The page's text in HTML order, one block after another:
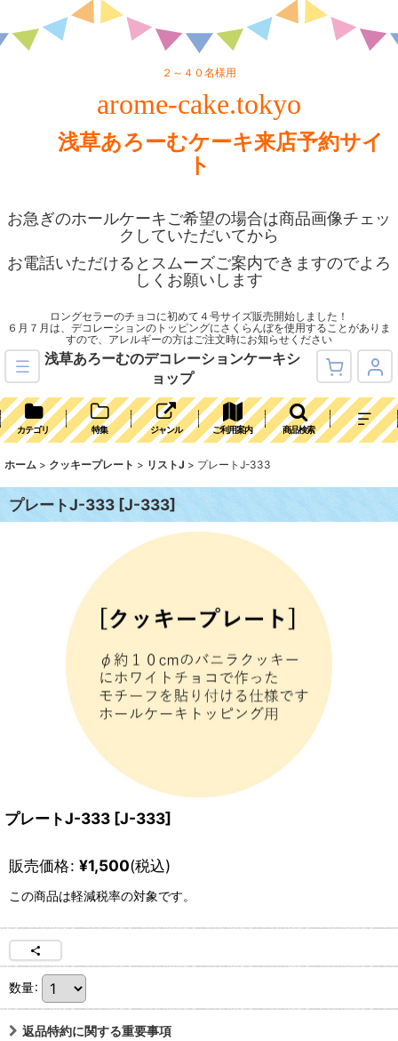
２～４０名様用
arome-cake.tokyo
浅草あろーむケーキ来店予約サイ
ト
お急ぎのホールケーキご希望の場合は商品画像チェッ
クしていただいてから
お電話いただけるとスムーズご案内できますのでよろ
しくお願いします
ロングセラーのチョコに初めて４号サイズ販売開始しました！
６月７月は、デコレーションのトッピングにさくらんぼを使用することがありま
すので、アレルギーの方はご注文時にお知らせください
浅草あろーむのデコレーションケーキシ
ョップ
カテゴリ 特集 ジャンル ご利用案内 商品検索
ホーム > クッキープレート > リストJ > プレートJ-333
プレートJ-333 [J-333]
プレートJ-333 [J-333]
販売価格: ¥1,500(税込)
この商品は軽減税率の対象です。
数量:
返品特約に関する重要事項